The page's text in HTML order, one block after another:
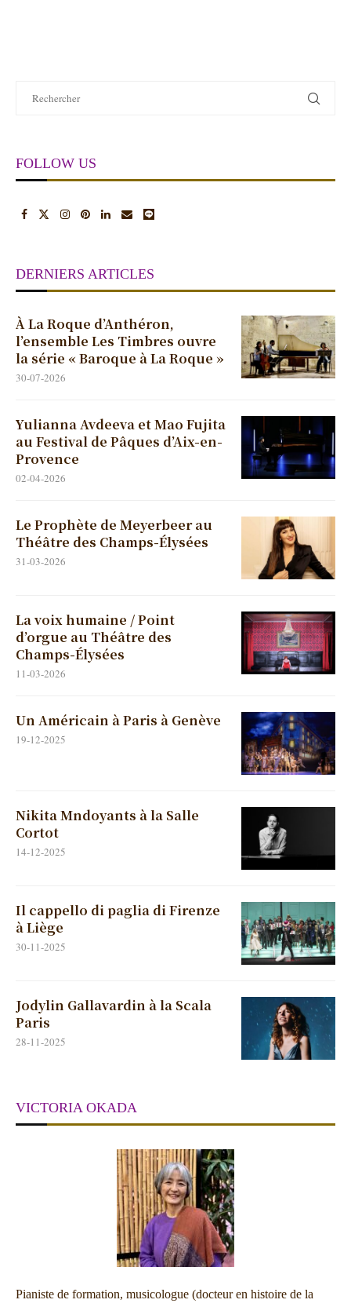
FOLLOW US
DERNIERS ARTICLES
À La Roque d’Anthéron,
l’ensemble Les Timbres ouvre
la série « Baroque à La Roque »
30-07-2026
Yulianna Avdeeva et Mao Fujita
au Festival de Pâques d’Aix-en-
Provence
02-04-2026
Le Prophète de Meyerbeer au
Théâtre des Champs-Élysées
31-03-2026
La voix humaine / Point
d’orgue au Théâtre des
Champs-Élysées
11-03-2026
Un Américain à Paris à Genève
19-12-2025
Nikita Mndoyants à la Salle
Cortot
14-12-2025
Il cappello di paglia di Firenze
à Liège
30-11-2025
Jodylin Gallavardin à la Scala
Paris
28-11-2025
VICTORIA OKADA
Pianiste de formation, musicologue (docteur en histoire de la